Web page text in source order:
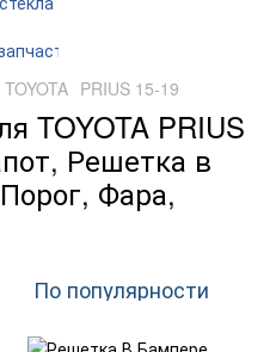
TOYOTA PRIUS 15-19
TOYOTA PRIUS
Решетка в
Фара,
По популярности